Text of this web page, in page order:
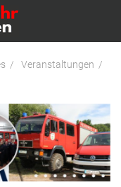
Veranstaltungen